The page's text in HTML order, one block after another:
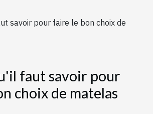
savoir pour faire le bon choix de
faut savoir pour
choix de matelas